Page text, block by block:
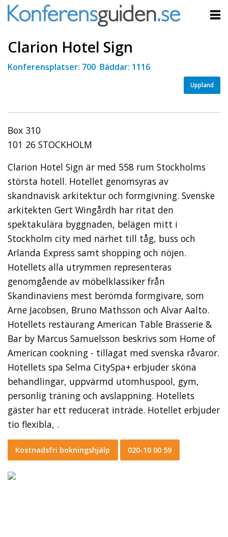
Clarion Hotel Sign
Konferensplatser: 700 Bäddar: 1116
Uppland
Box 310
101 26 STOCKHOLM
Clarion Hotel Sign är med 558 rum Stockholms
största hotell. Hotellet genomsyras av
skandnavisk arkitektur och formgivning. Svenske
arkitekten Gert Wingårdh har ritat den
spektakulära byggnaden, belägen mitt i
Stockholm city med närhet till tåg, buss och
Arlanda Express samt shopping och nöjen.
Hotellets alla utrymmen representeras
genomgående av möbelklassiker från
Skandinaviens mest berömda formgivare, som
Arne Jacobsen, Bruno Mathsson och Alvar Aalto.
Hotellets restaurang American Table Brasserie &
Bar by Marcus Samuelsson beskrivs som Home of
American cookning - tillagat med svenska råvaror.
Hotellets spa Selma CitySpa+ erbjuder sköna
behandlingar, uppvärmd utomhuspool, gym,
personlig träning och avslappning. Hotellets
gäster har ett reducerat inträde. Hotellet erbjuder
tio flexibla, .
Kostnadsfri bokningshjälp 020-10 00 59